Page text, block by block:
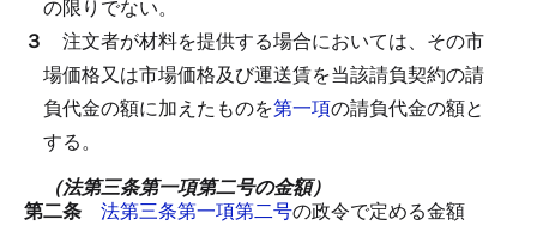
の限りでない。
３ 注文者が材料を提供する場合においては、その市
場価格又は市場価格及び運送賃を当該請負契約の請
負代金の額に加えたものを第一項の請負代金の額と
する。
（法第三条第一項第二号の金額）
第二条 法第三条第一項第二号の政令で定める金額